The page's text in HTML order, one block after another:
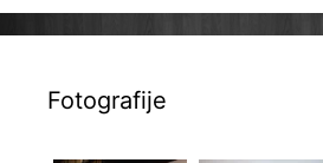
Fotografije